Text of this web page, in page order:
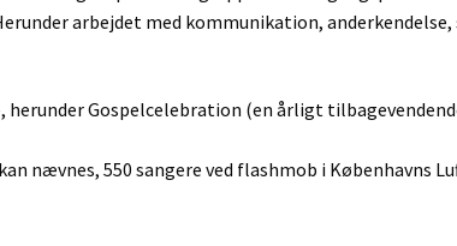
arbejdet med kommunikation,
Gospelcelebration (en årligt
nævnes, 550 sangere ved flashmob i Københavns